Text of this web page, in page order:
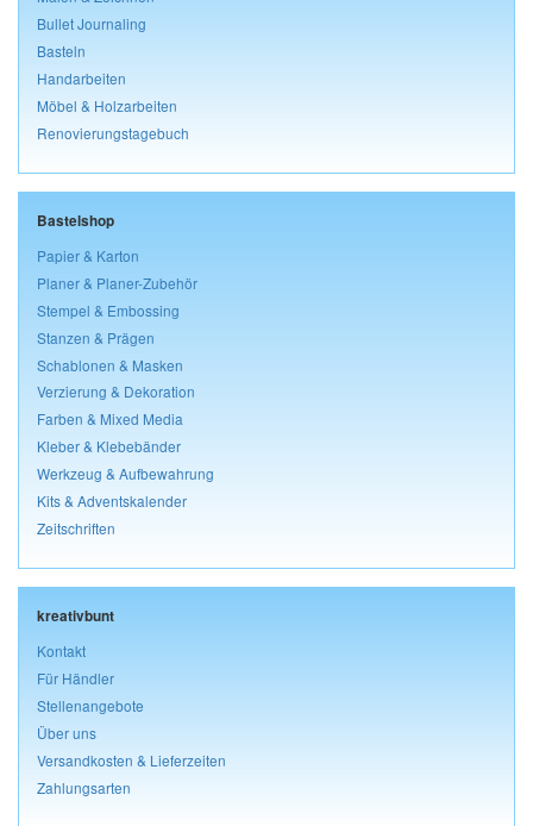
Bullet Journaling
Basteln
Handarbeiten
Möbel & Holzarbeiten
Renovierungstagebuch
Bastelshop
Papier & Karton
Planer & Planer-Zubehör
Stempel & Embossing
Stanzen & Prägen
Schablonen & Masken
Verzierung & Dekoration
Farben & Mixed Media
Kleber & Klebebänder
Werkzeug & Aufbewahrung
Kits & Adventskalender
Zeitschriften
kreativbunt
Kontakt
Für Händler
Stellenangebote
Über uns
Versandkosten & Lieferzeiten
Zahlungsarten